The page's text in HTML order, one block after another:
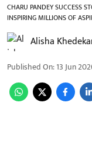
CHARU PANDEY SUCCESS
INSPIRING MILLIONS OF
Alisha
Published On:13 Jun